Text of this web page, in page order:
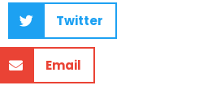
Twitter
Email